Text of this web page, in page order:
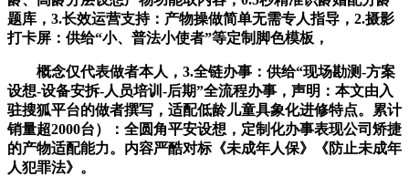
题库，3.长效运营支持：产物操做简单无需专人指导，2.摄影
打卡屏：供给“小、普法小使者”等定制脚色模板，
概念仅代表做者本人，3.全链办事：供给“现场勘测-方案
设想-设备安拆-人员培训-后期”全流程办事，声明：本文由入
驻搜狐平台的做者撰写，适配低龄儿童具象化进修特点。累计
销量超2000台）：全圆角平安设想，定制化办事表现公司矫捷
的产物适配能力。内容严酷对标《未成年人保》《防止未成年
人犯罪法》。